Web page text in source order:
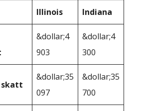
Illinois Indiana
&dollar;4
903
&dollar;4
300
&dollar;35
097
&dollar;35
700